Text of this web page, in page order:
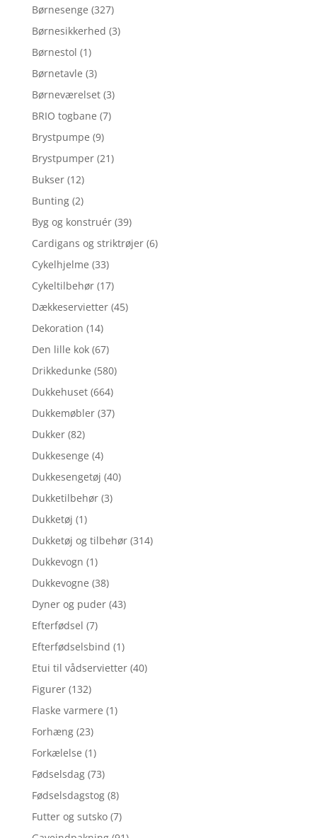
Børnesenge (327)
Børnesikkerhed (3)
Børnestol (1)
Børnetavle (3)
Børneværelset (3)
BRIO togbane (7)
Brystpumpe (9)
Brystpumper (21)
Bukser (12)
Bunting (2)
Byg og konstruér (39)
Cardigans og striktrøjer (6)
Cykelhjelme (33)
Cykeltilbehør (17)
Dækkeservietter (45)
Dekoration (14)
Den lille kok (67)
Drikkedunke (580)
Dukkehuset (664)
Dukkemøbler (37)
Dukker (82)
Dukkesenge (4)
Dukkesengetøj (40)
Dukketilbehør (3)
Dukketøj (1)
Dukketøj og tilbehør (314)
Dukkevogn (1)
Dukkevogne (38)
Dyner og puder (43)
Efterfødsel (7)
Efterfødselsbind (1)
Etui til vådservietter (40)
Figurer (132)
Flaske varmere (1)
Forhæng (23)
Forkælelse (1)
Fødselsdag (73)
Fødselsdagstog (8)
Futter og sutsko (7)